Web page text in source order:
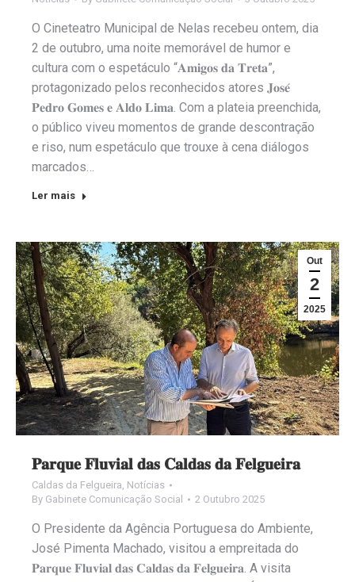
O Cineteatro Municipal de Nelas recebeu ontem, dia
2 de outubro, uma noite memorável de humor e
cultura com o espetáculo “𝐀𝐦𝐢𝐠𝐨𝐬 𝐝𝐚 𝐓𝐫𝐞𝐭𝐚”,
protagonizado pelos reconhecidos atores 𝐉𝐨𝐬𝐞́
𝐏𝐞𝐝𝐫𝐨 𝐆𝐨𝐦𝐞𝐬 𝐞 𝐀𝐥𝐝𝐨 𝐋𝐢𝐦𝐚. Com a plateia preenchida,
o público viveu momentos de grande descontração
e riso, num espetáculo que trouxe à cena diálogos
marcados…
Ler mais
Out
2
2025
𝐏𝐚𝐫𝐪𝐮𝐞 𝐅𝐥𝐮𝐯𝐢𝐚𝐥 𝐝𝐚𝐬 𝐂𝐚𝐥𝐝𝐚𝐬 𝐝𝐚 𝐅𝐞𝐥𝐠𝐮𝐞𝐢𝐫𝐚
Caldas da Felgueira, Notícias
By Gabinete Comunicação Social 2 Outubro 2025
O Presidente da Agência Portuguesa do Ambiente,
José Pimenta Machado, visitou a empreitada do
𝐏𝐚𝐫𝐪𝐮𝐞 𝐅𝐥𝐮𝐯𝐢𝐚𝐥 𝐝𝐚𝐬 𝐂𝐚𝐥𝐝𝐚𝐬 𝐝𝐚 𝐅𝐞𝐥𝐠𝐮𝐞𝐢𝐫𝐚. A visita